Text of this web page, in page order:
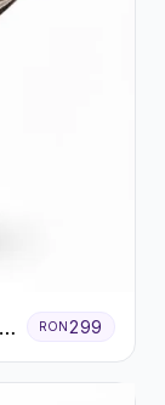
RON299